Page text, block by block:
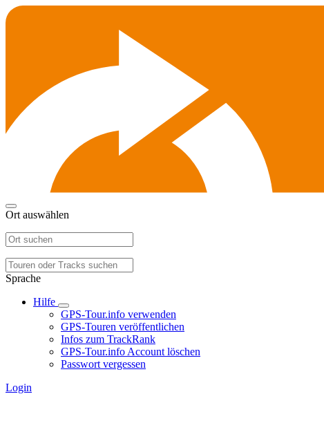
Ort auswählen
Sprache
Hilfe
GPS-Tour.info verwenden
GPS-Touren veröffentlichen
Infos zum TrackRank
GPS-Tour.info Account löschen
Passwort vergessen
Login